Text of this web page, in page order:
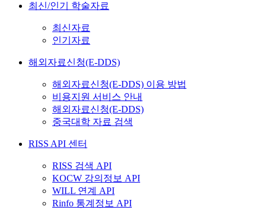
최신/인기 학술자료
최신자료
인기자료
해외자료신청(E-DDS)
해외자료신청(E-DDS) 이용 방법
비용지원 서비스 안내
해외자료신청(E-DDS)
중국대학 자료 검색
RISS API 센터
RISS 검색 API
KOCW 강의정보 API
WILL 연계 API
Rinfo 통계정보 API